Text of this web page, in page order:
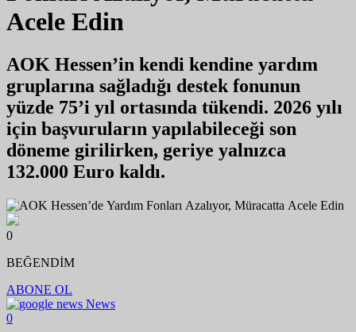
Acele Edin
AOK Hessen’in kendi kendine yardım
gruplarına sağladığı destek fonunun
yüzde 75’i yıl ortasında tükendi. 2026 yılı
için başvuruların yapılabileceği son
döneme girilirken, geriye yalnızca
132.000 Euro kaldı.
0
BEĞENDİM
ABONE OL
News
0